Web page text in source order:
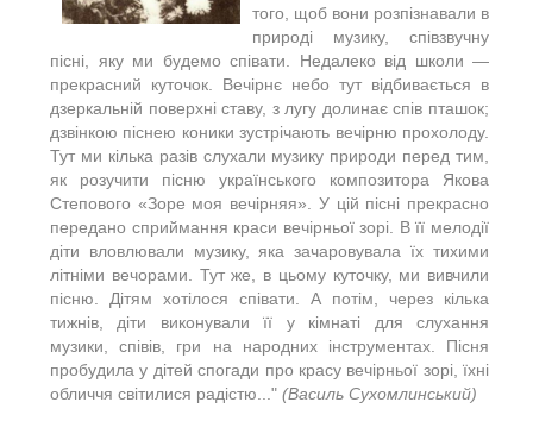
того, щоб вони розпізнавали в
природі музику, співзвучну
пісні, яку ми будемо співати. Недалеко від школи —
прекрасний куточок. Вечірнє небо тут відбивається в
дзеркальній поверхні ставу, з лугу долинає спів пташок;
дзвінкою піснею коники зустрічають вечірню прохолоду.
Тут ми кілька разів слухали музику природи перед тим,
як розучити пісню українського композитора Якова
Степового «Зоре моя вечірняя». У цій пісні прекрасно
передано сприймання краси вечірньої зорі. В її мелодії
діти вловлювали музику, яка зачаровувала їх тихими
літніми вечорами. Тут же, в цьому куточку, ми вивчили
пісню. Дітям хотілося співати. А потім, через кілька
тижнів, діти виконували її у кімнаті для слухання
музики, співів, гри на народних інструментах. Пісня
пробудила у дітей спогади про красу вечірньої зорі, їхні
обличчя світилися радістю..." (Василь Сухомлинський)